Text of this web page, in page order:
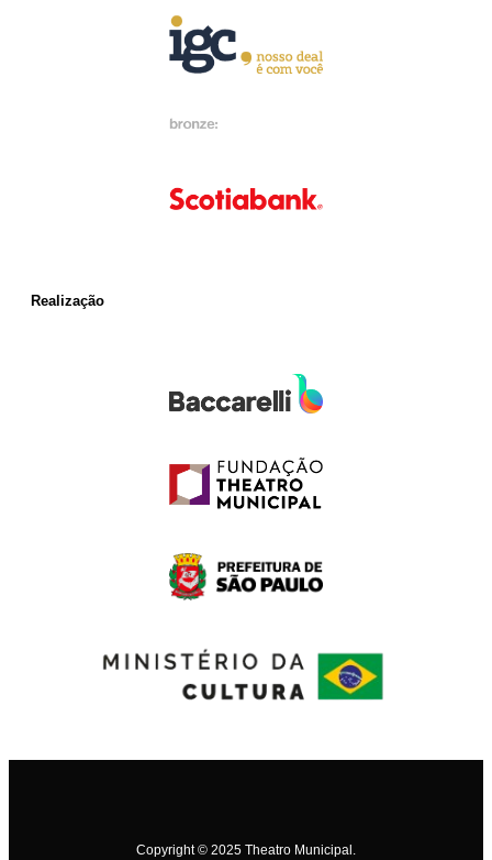
Realização
Copyright © 2025 Theatro Municipal.